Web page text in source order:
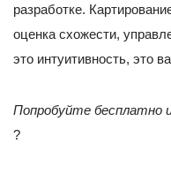
разработке.
оценка схожести,
это интуитивность, это
Попробуйте бесплатно
?